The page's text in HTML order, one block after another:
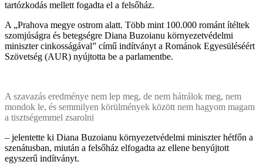
tartózkodás mellett fogadta el a felsőház.
A „Prahova megye ostrom alatt. Több mint 100.000 románt ítéltek
szomjúságra és betegségre Diana Buzoianu környezetvédelmi
miniszter cinkosságával” című indítványt a Románok Egyesüléséért
Szövetség (AUR) nyújtotta be a parlamentbe.
A szavazás eredménye nem lep meg, de nem hátrálok meg, nem
mondok le, és semmilyen körülmények között nem hagyom magam
a tisztségemmel zsarolni
– jelentette ki Diana Buzoianu környezetvédelmi miniszter hétfőn a
szenátusban, miután a felsőház elfogadta az ellene benyújtott
egyszerű indítványt.